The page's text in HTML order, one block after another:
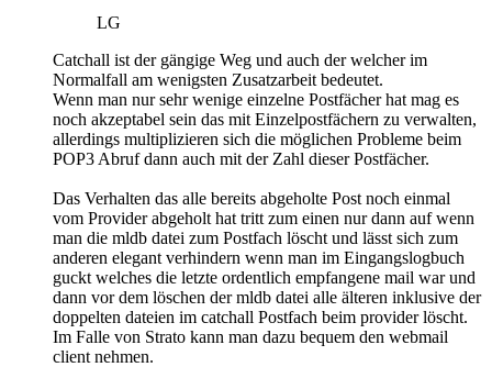
LG
Catchall ist der gängige Weg und auch der welcher im
Normalfall am wenigsten Zusatzarbeit bedeutet.
Wenn man nur sehr wenige einzelne Postfächer hat mag es
noch akzeptabel sein das mit Einzelpostfächern zu verwalten,
allerdings multiplizieren sich die möglichen Probleme beim
POP3 Abruf dann auch mit der Zahl dieser Postfächer.
Das Verhalten das alle bereits abgeholte Post noch einmal
vom Provider abgeholt hat tritt zum einen nur dann auf wenn
man die mldb datei zum Postfach löscht und lässt sich zum
anderen elegant verhindern wenn man im Eingangslogbuch
guckt welches die letzte ordentlich empfangene mail war und
dann vor dem löschen der mldb datei alle älteren inklusive der
doppelten dateien im catchall Postfach beim provider löscht.
Im Falle von Strato kann man dazu bequem den webmail
client nehmen.